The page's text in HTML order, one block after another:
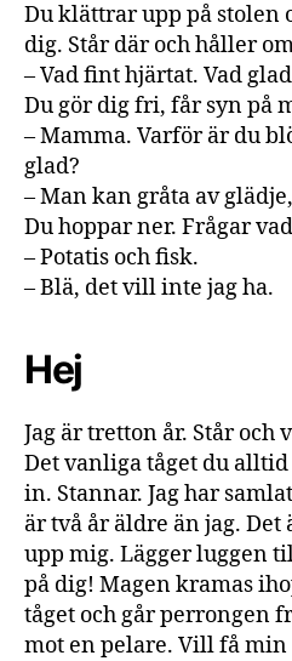
Du klättrar upp på stolen
dig. Står där och håller
– Vad fint hjärtat. Vad
Du gör dig fri, får syn på
– Mamma. Varför är du
glad?
– Man kan gråta av
Du hoppar ner. Frågar
– Potatis och fisk.
– Blä, det vill inte jag ha.
Hej
Jag är tretton år. Står och
Det vanliga tåget du
in. Stannar. Jag har
är två år äldre än jag. Det
upp mig. Lägger luggen
på dig! Magen kramas
tåget och går perrongen
mot en pelare. Vill få min